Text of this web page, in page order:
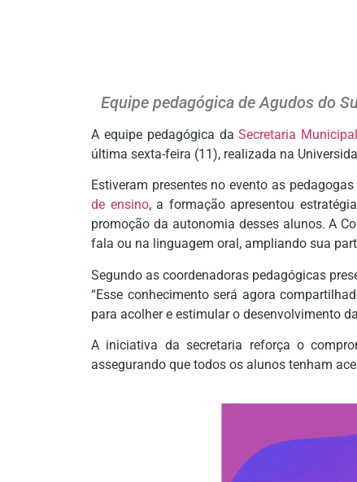
Equipe pedagógica de Agudos do
A equipe pedagógica da Secretaria
última sexta-feira (11), realizada na
Estiveram presentes no evento as pedagogas
de ensino, a formação apresentou
promoção da autonomia desses alunos. A
fala ou na linguagem oral, ampliando sua
Segundo as coordenadoras pedagógicas
“Esse conhecimento será agora
para acolher e estimular o desenvolvimento
A iniciativa da secretaria reforça o
assegurando que todos os alunos tenham